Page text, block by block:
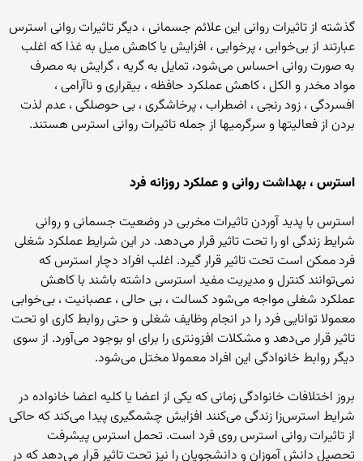
گذشته از تاثیرات روانی این علائم جسمانی ، دیگر تاثیرات روانی استرس
عبارتند از بی‌خوابی ، پرخوابی ، افزایش یا کاهش میل به غذا که اغلب
به صورت روانی احساس می‌شود، تمایل به گریه ، گرایش به مصرف
مواد مخدر و الکل ، کاهش عملکرد حافظه ، بیقراری و ناآرامی ،
افسردگی ، زود رنجی ، اضطراب ، پرخاشگری ، بی حوصلگی ، عدم لذت
بردن از فعالیتها و سرگرمیها از جمله تاثیرات روانی استرس هستند.
استرس ، بهداشت روانی و عملکرد روزانه فرد
استرس با پدید آوردن تاثیرات مخربی در وضعیت جسمانی و روانی
شرایط زندگی او را تحت تاثیر قرار می‌دهد. در این شرایط عملکرد شغلی
فرد ممکن است تحت تاثیر قرار گیرد. اغلب افراد دچار استرس که
نمی‌توانند کنترل و مدیریت مفید استرسی داشته باشند با کاهش
عملکرد شغلی مواجه می‌شود کسالت ، بی حالی ، عصبانیت ، بی‌خوابی
معمولا توانایی فرد را در انجام وظایف شغلی و حتی روابط کاری او تحت
تاثیر قرار می‌دهد و مشکلات افزونتری را برای او بوجود می‌آورد. از سوی
دیگر روابط خانوادگی این افراد معمولا مختل می‌شود.
بروز اختلافات خانوادگی زمانی که یکی از اعضا یا کلیه اعضا خانواده در
شرایط استرس‌زا زندگی می‌کنند افزایش چشمگیری پیدا می‌کند که حاکی
از تاثیرات روانی استرس روی فرد است. تحمل استرس پیشرفت
تحصیل دانش آموزان و دانشجویان را نیز تحت تاثیر قرار می‌دهد که در